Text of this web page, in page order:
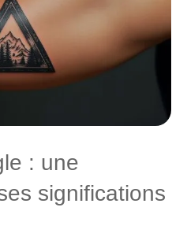
: une
significations